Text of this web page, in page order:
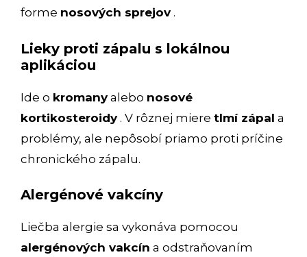
forme nosových sprejov.
Lieky proti zápalu s lokálnou
aplikáciou
Ide o kromanyalebo nosové
kortikosteroidy. V rôznej miere tlmí zápal a
problémy, ale nepôsobí priamo proti príčine
chronického zápalu.
Alergénové vakcíny
Liečba alergie sa vykonáva pomocou
alergénových vakcín a odstraňovaním